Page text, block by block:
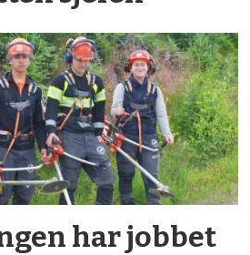
har jobbet